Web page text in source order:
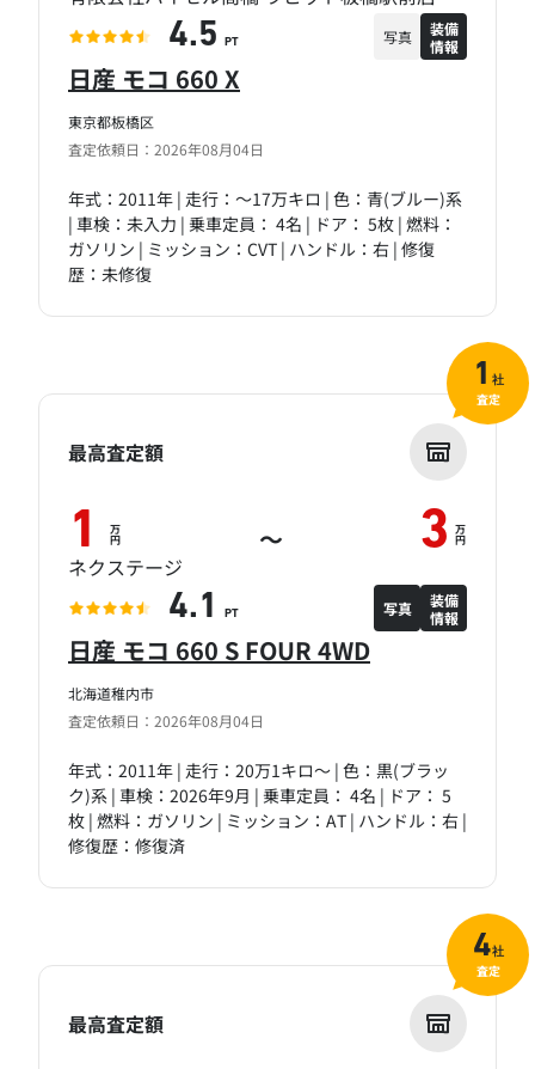
東京都板橋区
査定依頼日：2026年08月04日
日産 モコ 660 X
年式：2011年 | 走行：～17万キロ | 色：青(ブルー)系
| 車検：未入力 | 乗車定員： 4名 | ドア： 5枚 | 燃料：
ガソリン | ミッション：CVT | ハンドル：右 | 修復
歴：未修復
4.5 PT 写真
装備
情報
北海道稚内市
査定依頼日：2026年08月04日
日産 モコ 660 S FOUR 4WD
年式：2011年 | 走行：20万1キロ～ | 色：黒(ブラッ
ク)系 | 車検：2026年9月 | 乗車定員： 4名 | ドア： 5
枚 | 燃料：ガソリン | ミッション：AT | ハンドル：右 |
修復歴：修復済
最高査定額
1 万
円 ～ 3 万
円
ネクステージ
4.1 PT 写真
装備
情報
1 社
査定
最高査定額
4社
査定